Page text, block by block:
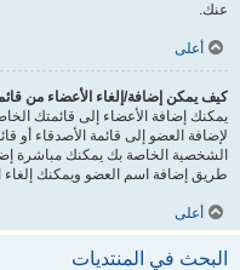
عنك.
أعلى
كيف يمكن إضافة/إلغاء الأعضاء من
يمكنك إضافة الأعضاء إلى قائمتك
لإضافة العضو إلى قائمة الأصدقاء أو
الشخصية الخاصة بك يمكنك مباشرة
طريق إضافة اسم العضو ويمكنك
أعلى
البحث في المنتديات